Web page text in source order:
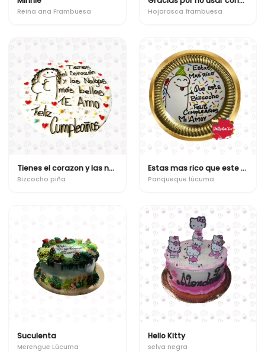
Reina ana Frambuesa Hojarasca frambuesa
Tienes el corazon y las nalgas mas bellas
Bizcocho piña
Estas mas rico que este bizcocho
Panqueque lúcuma
Suculenta
Merengue Lúcuma
Hello Kitty
selva negra